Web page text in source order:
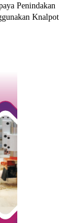
Penindakan
Knalpot